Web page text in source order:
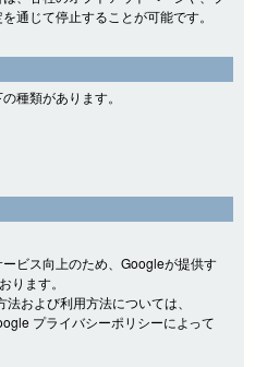
通じて停止することが可能です。
種類があります。
ビス向上のため、Googleが提供す
ります。
および利用方法については、
プライバシーポリシーによって